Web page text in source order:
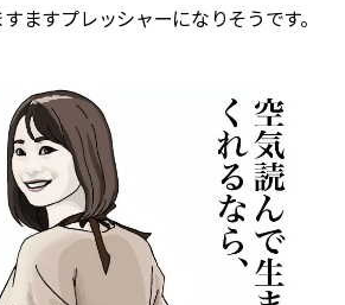
ますプレッシャーになりそうです。